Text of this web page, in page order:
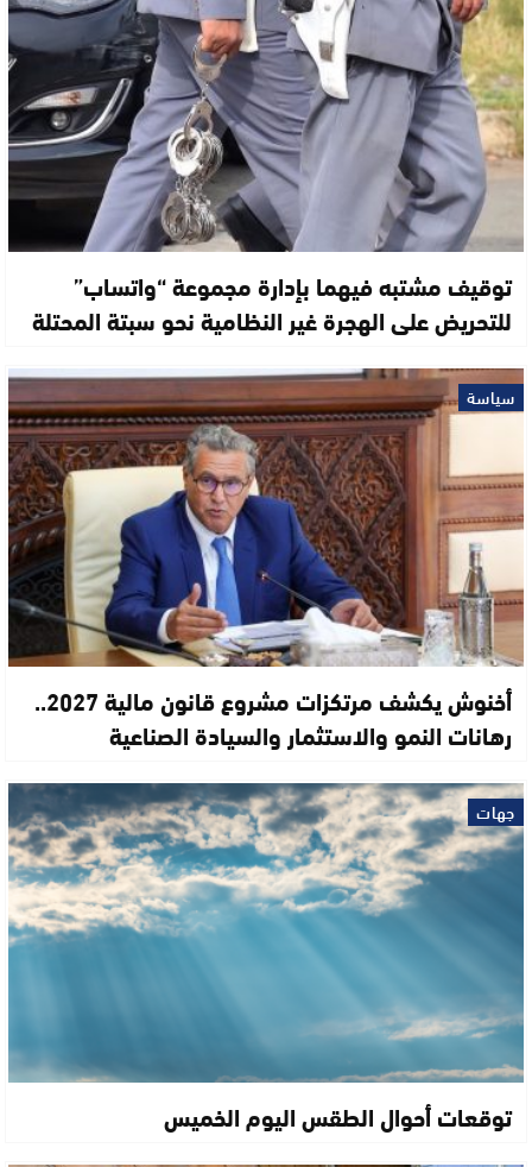
توقيف مشتبه فيهما بإدارة مجموعة “واتساب”
للتحريض على الهجرة غير النظامية نحو سبتة المحتلة
سياسة
أخنوش يكشف مرتكزات مشروع قانون مالية 2027..
رهانات النمو والاستثمار والسيادة الصناعية
جهات
توقعات أحوال الطقس اليوم الخميس